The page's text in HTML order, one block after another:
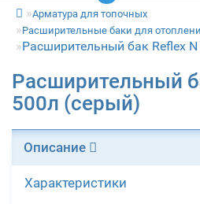
Арматура для топочных
Расширительные баки для
Расширительный бак Reflex
Расширительный
500л (серый)
Описание
Характеристики